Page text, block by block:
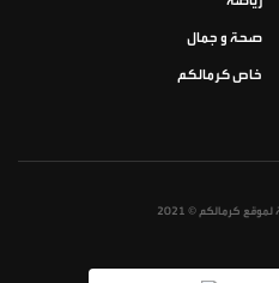
صحة و جمال
خاص كرمالكم
كرمالكم © 2021